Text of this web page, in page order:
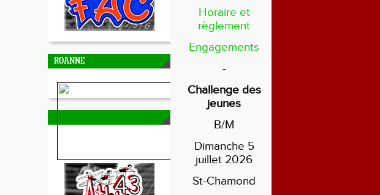
ROANNE
DUNIERES
Horaire et
règlement
Engagements
-
Challenge des
jeunes
B/M
Dimanche 5
juillet 2026
St-Chamond